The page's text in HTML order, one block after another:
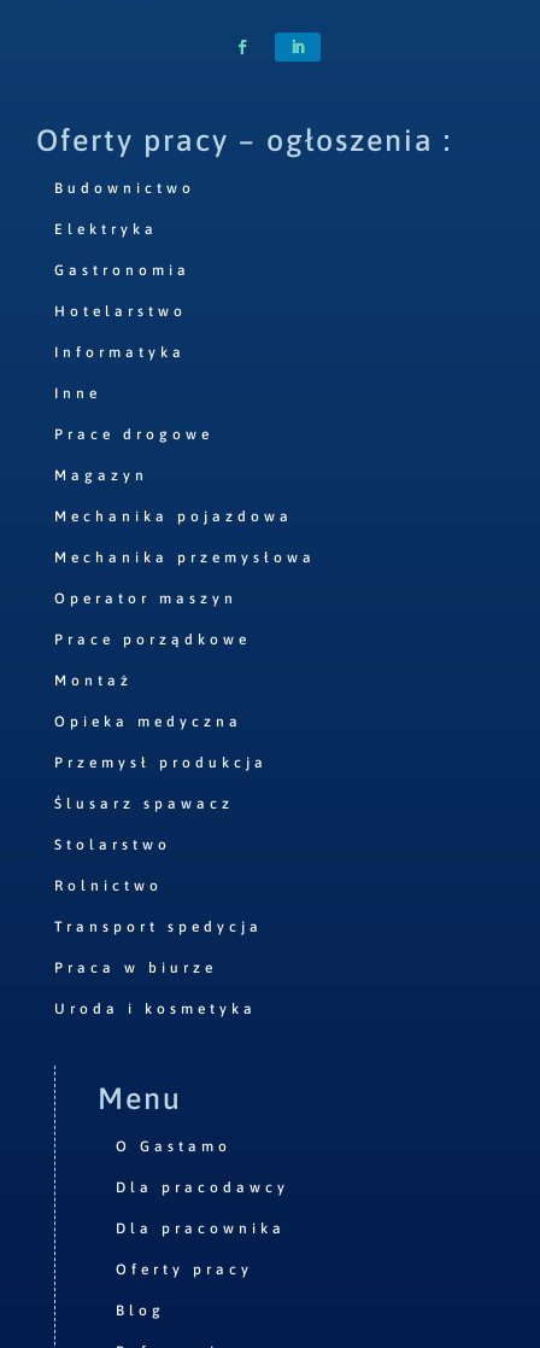
Oferty pracy – ogłoszenia :
Budownictwo
Elektryka
Gastronomia
Hotelarstwo
Informatyka
Inne
Prace drogowe
Magazyn
Mechanika pojazdowa
Mechanika przemysłowa
Operator maszyn
Prace porządkowe
Montaż
Opieka medyczna
Przemysł produkcja
Ślusarz spawacz
Stolarstwo
Rolnictwo
Transport spedycja
Praca w biurze
Uroda i kosmetyka
Menu
O Gastamo
Dla pracodawcy
Dla pracownika
Oferty pracy
Blog